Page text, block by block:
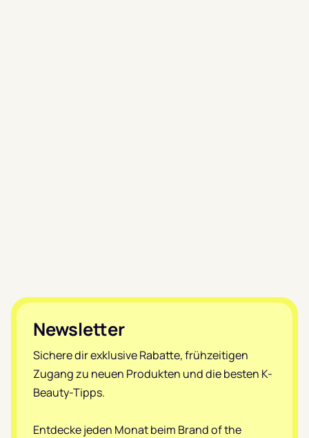
Footer
Newsletter
Sichere dir exklusive Rabatte, frühzeitigen
Zugang zu neuen Produkten und die besten K-
Beauty-Tipps.
Entdecke jeden Monat beim Brand of the